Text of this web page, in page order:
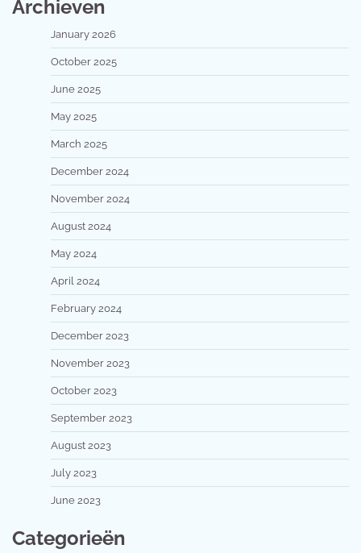
Archieven
January 2026
October 2025
June 2025
May 2025
March 2025
December 2024
November 2024
August 2024
May 2024
April 2024
February 2024
December 2023
November 2023
October 2023
September 2023
August 2023
July 2023
June 2023
Categorieën